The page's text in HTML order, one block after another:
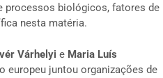
processos biológicos, fatores de
nesta matéria.
Várhelyi e Maria Luís
juntou organizações de